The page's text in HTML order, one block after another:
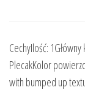
CechyIlość:
PlecakKolor
with bumped up